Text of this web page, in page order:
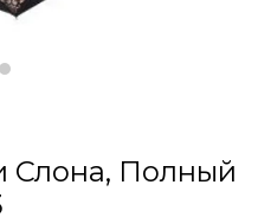
Слона, Полный